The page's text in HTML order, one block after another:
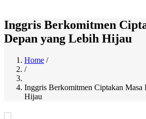
Inggris Berkomitmen
Depan yang Lebih Hijau
Breadcrumb
Home /
/
Inggris Berkomitmen Ciptakan Masa
Hijau